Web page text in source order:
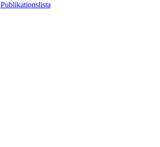
Publikationslista